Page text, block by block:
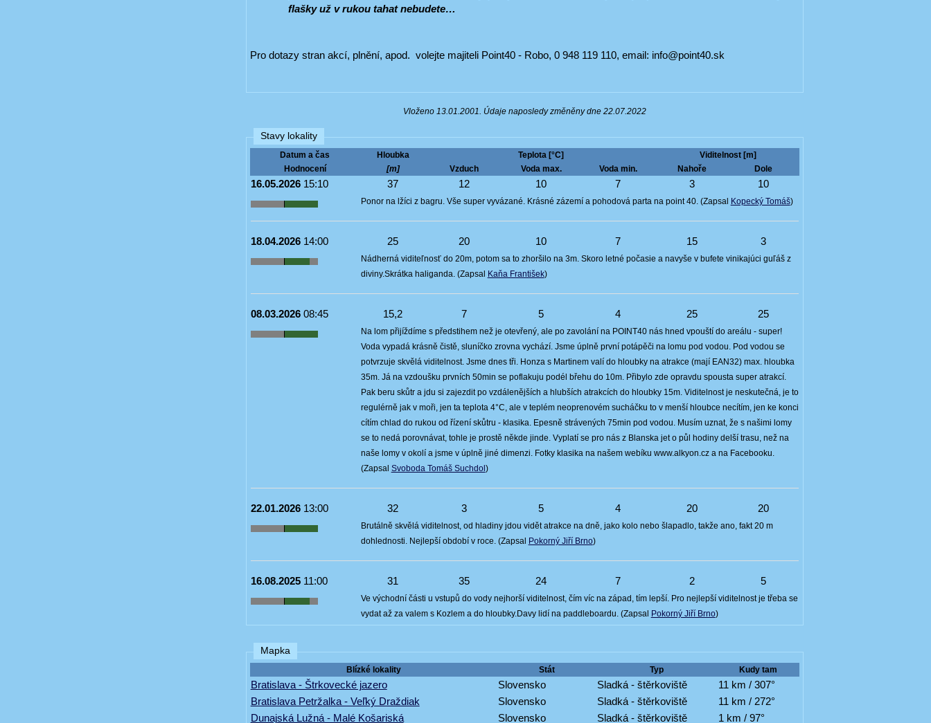
flašky už v rukou tahat nebudete…
Pro dotazy stran akcí, plnění, apod. volejte majiteli Point40 - Robo, 0 948 119 110, email: info@point40.sk
Vloženo 13.01.2001. Údaje naposledy změněny dne 22.07.2022
Stavy lokality
Datum a čas Hloubka Teplota [°C]
Viditelnost [m]
Hodnocení
[m] Vzduch Voda max. Voda min. Nahoře Dole
16.05.202615:10 37 12 10 7 3 10
Ponor na lžíci z bagru. Vše super vyvázané. Krásné zázemí a pohodová parta na point 40. (Zapsal Kopecký Tomáš)
18.04.202614:00 25 20 10 7 15 3
Nádherná viditeľnosť do 20m, potom sa to zhoršilo na 3m. Skoro letné počasie a navyše v bufete vinikajúci guľáš z
diviny.Skrátka haliganda. (Zapsal Kaňa František)
08.03.202608:45 15,2 7 5 4 25 25
Na lom přijíždíme s předstihem než je otevřený, ale po zavolání na POINT40 nás hned vpouští do areálu - super!
Voda vypadá krásně čistě, sluníčko zrovna vychází. Jsme úplně první potápěči na lomu pod vodou. Pod vodou se
potvrzuje skvělá viditelnost. Jsme dnes tři. Honza s Martinem valí do hloubky na atrakce (mají EAN32) max. hloubka
35m. Já na vzdoušku prvních 50min se poflakuju podél břehu do 10m. Přibylo zde opravdu spousta super atrakcí.
Pak beru skůtr a jdu si zajezdit po vzdálenějších a hlubších atrakcích do hloubky 15m. Viditelnost je neskutečná, je to
regulérně jak v moři, jen ta teplota 4°C, ale v teplém neoprenovém sucháčku to v menší hloubce necítím, jen ke konci
cítím chlad do rukou od řízení skůtru - klasika. Epesně strávených 75min pod vodou. Musím uznat, že s našimi lomy
se to nedá porovnávat, tohle je prostě někde jinde. Vyplatí se pro nás z Blanska jet o půl hodiny delší trasu, než na
naše lomy v okolí a jsme v úplně jiné dimenzi. Fotky klasika na našem webíku www.alkyon.cz a na Facebooku.
(Zapsal Svoboda Tomáš Suchdol)
22.01.202613:00 32 3 5 4 20 20
Brutálně skvělá viditelnost, od hladiny jdou vidět atrakce na dně, jako kolo nebo šlapadlo, takže ano, fakt 20 m
dohlednosti. Nejlepší období v roce. (Zapsal Pokorný Jiří Brno)
16.08.202511:00 31 35 24 7 2 5
Ve východní části u vstupů do vody nejhorší viditelnost, čím víc na západ, tím lepší. Pro nejlepší viditelnost je třeba se
vydat až za valem s Kozlem a do hloubky.Davy lidí na paddleboardu. (Zapsal Pokorný Jiří Brno)
Mapka
Blízké lokality Stát Typ Kudy tam
Bratislava - Štrkovecké jazero Slovensko Sladká - štěrkoviště
11 km / 307°
Bratislava Petržalka - Veľký Draždiak
Slovensko Sladká - štěrkoviště
11 km / 272°
Dunajská Lužná - Malé Košariská
Slovensko Sladká - štěrkoviště 1 km / 97°